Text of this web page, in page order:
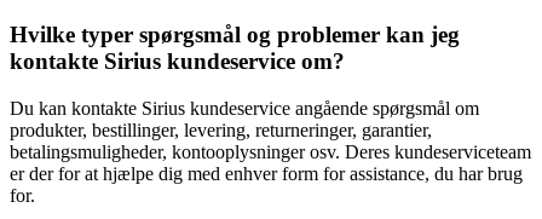
Hvilke typer spørgsmål og problemer kan jeg
kontakte Sirius kundeservice om?
Du kan kontakte Sirius kundeservice angående spørgsmål om
produkter, bestillinger, levering, returneringer, garantier,
betalingsmuligheder, kontooplysninger osv. Deres kundeserviceteam
er der for at hjælpe dig med enhver form for assistance, du har brug
for.